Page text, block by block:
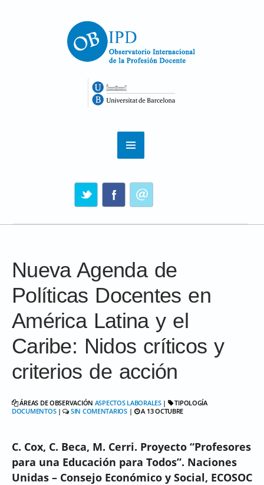
Nueva Agenda de
Políticas Docentes en
América Latina y el
Caribe: Nidos críticos y
criterios de acción
ÁREAS DE OBSERVACIÓN ASPECTOS LABORALES|
TIPOLOGÍA
DOCUMENTOS| SIN COMENTARIOS| A 13 OCTUBRE
C. Cox, C. Beca, M. Cerri. Proyecto “Profesores
para una Educación para Todos”. Naciones
Unidas – Consejo Económico y Social, ECOSOC